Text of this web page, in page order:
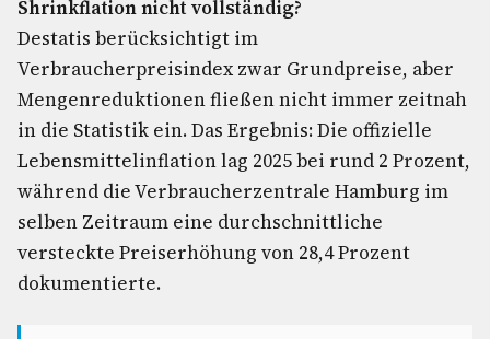
Shrinkflation nicht vollständig?
Destatis berücksichtigt im
Verbraucherpreisindex zwar Grundpreise, aber
Mengenreduktionen fließen nicht immer zeitnah
in die Statistik ein. Das Ergebnis: Die offizielle
Lebensmittelinflation lag 2025 bei rund 2 Prozent,
während die Verbraucherzentrale Hamburg im
selben Zeitraum eine durchschnittliche
versteckte Preiserhöhung von 28,4 Prozent
dokumentierte.